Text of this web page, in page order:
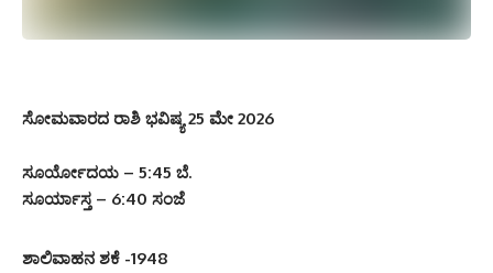
ಸೋಮವಾರದ ರಾಶಿ ಭವಿಷ್ಯ 25 ಮೇ 2026
ಸೂರ್ಯೋದಯ – 5:45 ಬೆ.
ಸೂರ್ಯಾಸ್ತ – 6:40 ಸಂಜೆ
ಶಾಲಿವಾಹನ ಶಕೆ -1948